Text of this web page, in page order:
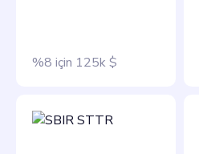
%8 için 125k $